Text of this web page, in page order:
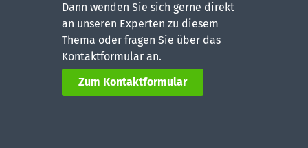
Dann wenden Sie sich gerne direkt
an unseren Experten zu diesem
Thema oder fragen Sie über das
Kontaktformular an.
Zum Kontaktformular